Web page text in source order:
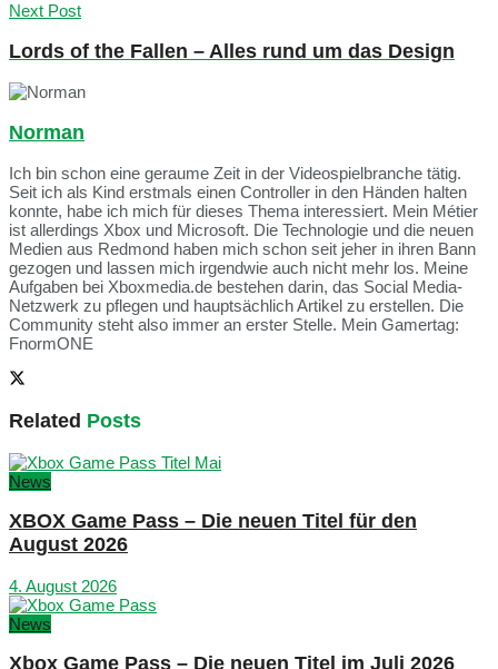
Next Post
Lords of the Fallen – Alles rund um das Design
Norman
Ich bin schon eine geraume Zeit in der Videospielbranche tätig.
Seit ich als Kind erstmals einen Controller in den Händen halten
konnte, habe ich mich für dieses Thema interessiert. Mein Métier
ist allerdings Xbox und Microsoft. Die Technologie und die neuen
Medien aus Redmond haben mich schon seit jeher in ihren Bann
gezogen und lassen mich irgendwie auch nicht mehr los. Meine
Aufgaben bei Xboxmedia.de bestehen darin, das Social Media-
Netzwerk zu pflegen und hauptsächlich Artikel zu erstellen. Die
Community steht also immer an erster Stelle. Mein Gamertag:
FnormONE
Related Posts
News
XBOX Game Pass – Die neuen Titel für den
August 2026
4. August 2026
News
Xbox Game Pass – Die neuen Titel im Juli 2026